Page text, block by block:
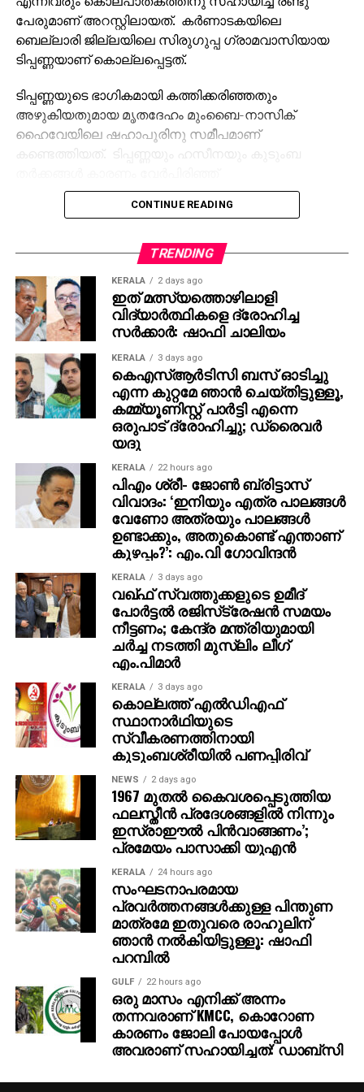
പേരുമാണ് അറസ്റ്റിലായത്. കര്‍ണാടകയിലെ
ബെല്ലാരി ജില്ലയിലെ സിരുഗുപ്പ ഗ്രാമവാസിയായ
ടിപ്പണ്ണയാണ് കൊല്ലപ്പെട്ടത്.
ടിപ്പണ്ണയുടെ ഭാഗികമായി കത്തിക്കരിഞ്ഞതും
അഴുകിയതുമായ മൃതദേഹം മുംബൈ-നാസിക്
ഹൈവേയിലെ ഷഹാപൂരിനു സമീപമാണ്
കണ്ടെത്തിയത്. ടിപ്പണ്ണയും ഹസീനയും കുടുംബ
താമസിക്കുകയായിരുന്നു. ഇതിനുപിന്നാലെ ഹസീന
ടിപ്പണ്ണയോട് വിവാഹമോചനം ആവശ്യപ്പെട്ടു. എന്നാല്‍
കൊലപാതകത്തിനു കാരണമെന്ന് ഷഹാപൂര്‍ പൊലീസ്
സ്റ്റേഷനിലെ ഇന്‍സ്‌പെക്ടര്‍ മുകേഷ് ധാഗെ പറഞ്ഞു.
ഹസീനയുടെ നിര്‍ദ്ദേശപ്രകാരം, ഓട്ടോറിക്ഷാ
ഡ്രൈവറായ സഹോദരനും കൂട്ടാളികളും നവംബര്‍ 17
ന് ടിപ്പണ്ണയെ ഷഹാപൂരിനടുത്തുള്ള ഒരു
വനപ്രദേശത്തേക്ക് കൊണ്ടുപോയി. അവിടെവച്ച്
കൊലപ്പെടുത്തി മൃതദേഹം കത്തിക്കാന്‍ ശ്രമിച്ച ശേഷം
ഹൈവേയ്ക്ക് സമീപം ഉപേക്ഷിക്കുകയായിരുന്നു.
ചോദ്യം ചെയ്യലില്‍, സഹോദരി ഹസീനയുടെ
നിര്‍ദ്ദേശപ്രകാരമാണ് കൊലപാതകം നടത്തിയതെന്ന്
ഫയാസ് സമ്മതിച്ചു.
CONTINUE READING
TRENDING
KERALA 2 days ago
ഇത് മത്സ്യത്തൊഴിലാളി
വിദ്യാര്‍ത്ഥികളെ ദ്രോഹിച്ച
സര്‍ക്കാര്‍: ഷാഫി ചാലിയം
KERALA 3 days ago
കെഎസ്ആര്‍ടിസി ബസ് ഓടിച്ചു
എന്ന കുറ്റമേ ഞാന്‍ ചെയ്തിട്ടുള്ളൂ,
കമ്മ്യൂണിസ്റ്റ് പാര്‍ട്ടി എന്നെ
ഒരുപാട് ദ്രോഹിച്ചു; ഡ്രൈവര്‍
യദു
KERALA 22 hours ago
പിഎം ശ്രീ- ജോണ്‍ ബ്രിട്ടാസ്
വിവാദം: ‘ഇനിയും എത്ര പാലങ്ങള്‍
വേണോ അത്രയും പാലങ്ങള്‍
ഉണ്ടാക്കും, അതുകൊണ്ട് എന്താണ്
കുഴപ്പം?’: എം.വി ഗോവിന്ദന്‍
KERALA 3 days ago
വഖ്ഫ് സ്വത്തുക്കളുടെ ഉമീദ്
പോര്‍ട്ടല്‍ രജിസ്‌ട്രേഷന്‍ സമയം
നീട്ടണം; കേന്ദ്ര മന്ത്രിയുമായി
ചര്‍ച്ച നടത്തി മുസ്‌ലിം ലീഗ്
എം.പിമാര്‍
KERALA 3 days ago
കൊല്ലത്ത് എല്‍ഡിഎഫ്
സ്ഥാനാര്‍ഥിയുടെ
സ്വീകരണത്തിനായി
കുടുംബശ്രീയില്‍ പണപ്പിരിവ്
NEWS 2 days ago
1967 മുതല്‍ കൈവശപ്പെടുത്തിയ
ഫലസ്തീന്‍ പ്രദേശങ്ങളില്‍ നിന്നും
ഇസ്രാഈല്‍ പിന്‍വാങ്ങണം’;
പ്രമേയം പാസാക്കി യുഎന്‍
KERALA 24 hours ago
സംഘടനാപരമായ
പ്രവര്‍ത്തനങ്ങള്‍ക്കുള്ള പിന്തുണ
മാത്രമേ ഇതുവരെ രാഹുലിന്
ഞാന്‍ നല്‍കിയിട്ടുള്ളൂ: ഷാഫി
പറമ്പില്‍
GULF 22 hours ago
ഒരു മാസം എനിക്ക് അന്നം
തന്നവരാണ് KMCC, കൊറോണ
കാരണം ജോലി പോയപ്പോൾ
അവരാണ് സഹായിച്ചത്: ഡാബ്സി